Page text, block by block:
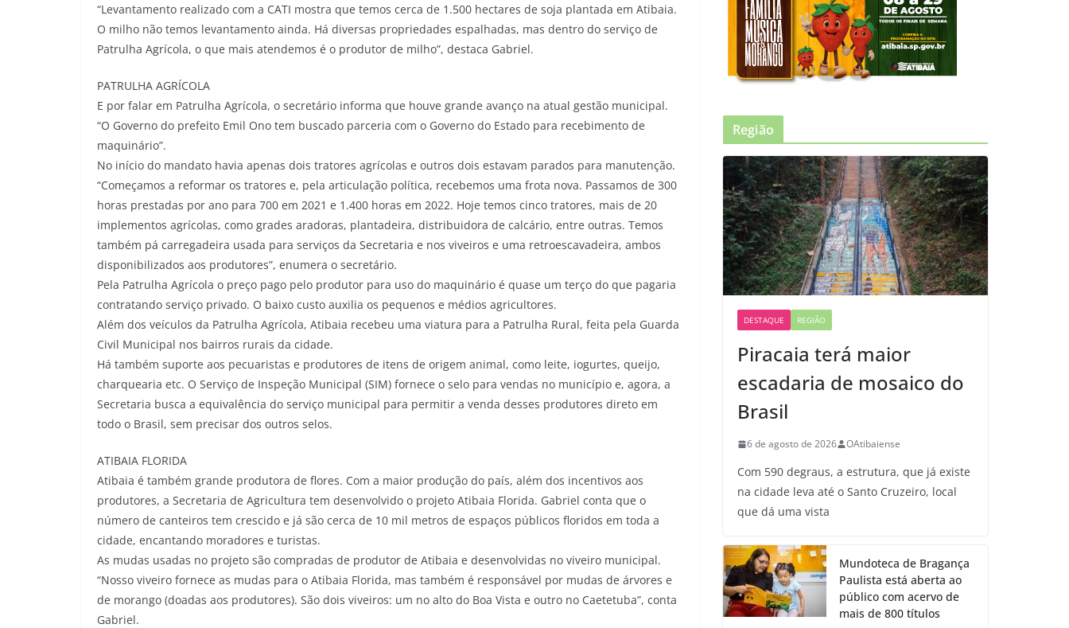
“Levantamento realizado com a CATI mostra que temos cerca de 1.500 hectares de soja plantada em Atibaia.
O milho não temos levantamento ainda. Há diversas propriedades espalhadas, mas dentro do serviço de
Patrulha Agrícola, o que mais atendemos é o produtor de milho”, destaca Gabriel.
PATRULHA AGRÍCOLA
E por falar em Patrulha Agrícola, o secretário informa que houve grande avanço na atual gestão municipal.
“O Governo do prefeito Emil Ono tem buscado parceria com o Governo do Estado para recebimento de
maquinário”.
No início do mandato havia apenas dois tratores agrícolas e outros dois estavam parados para manutenção.
“Começamos a reformar os tratores e, pela articulação política, recebemos uma frota nova. Passamos de 300
horas prestadas por ano para 700 em 2021 e 1.400 horas em 2022. Hoje temos cinco tratores, mais de 20
implementos agrícolas, como grades aradoras, plantadeira, distribuidora de calcário, entre outras. Temos
também pá carregadeira usada para serviços da Secretaria e nos viveiros e uma retroescavadeira, ambos
disponibilizados aos produtores”, enumera o secretário.
Pela Patrulha Agrícola o preço pago pelo produtor para uso do maquinário é quase um terço do que pagaria
contratando serviço privado. O baixo custo auxilia os pequenos e médios agricultores.
Além dos veículos da Patrulha Agrícola, Atibaia recebeu uma viatura para a Patrulha Rural, feita pela Guarda
Civil Municipal nos bairros rurais da cidade.
Há também suporte aos pecuaristas e produtores de itens de origem animal, como leite, iogurtes, queijo,
charquearia etc. O Serviço de Inspeção Municipal (SIM) fornece o selo para vendas no município e, agora, a
Secretaria busca a equivalência do serviço municipal para permitir a venda desses produtores direto em
todo o Brasil, sem precisar dos outros selos.
ATIBAIA FLORIDA
Atibaia é também grande produtora de flores. Com a maior produção do país, além dos incentivos aos
produtores, a Secretaria de Agricultura tem desenvolvido o projeto Atibaia Florida. Gabriel conta que o
número de canteiros tem crescido e já são cerca de 10 mil metros de espaços públicos floridos em toda a
cidade, encantando moradores e turistas.
As mudas usadas no projeto são compradas de produtor de Atibaia e desenvolvidas no viveiro municipal.
“Nosso viveiro fornece as mudas para o Atibaia Florida, mas também é responsável por mudas de árvores e
de morango (doadas aos produtores). São dois viveiros: um no alto do Boa Vista e outro no Caetetuba”, conta
Gabriel.
Região
DESTAQUE REGIÃO
Piracaia terá maior
escadaria de mosaico do
Brasil
6 de agosto de 2026 OAtibaiense
Com 590 degraus, a estrutura, que já existe
na cidade leva até o Santo Cruzeiro, local
que dá uma vista
Mundoteca de Bragança
Paulista está aberta ao
público com acervo de
mais de 800 títulos